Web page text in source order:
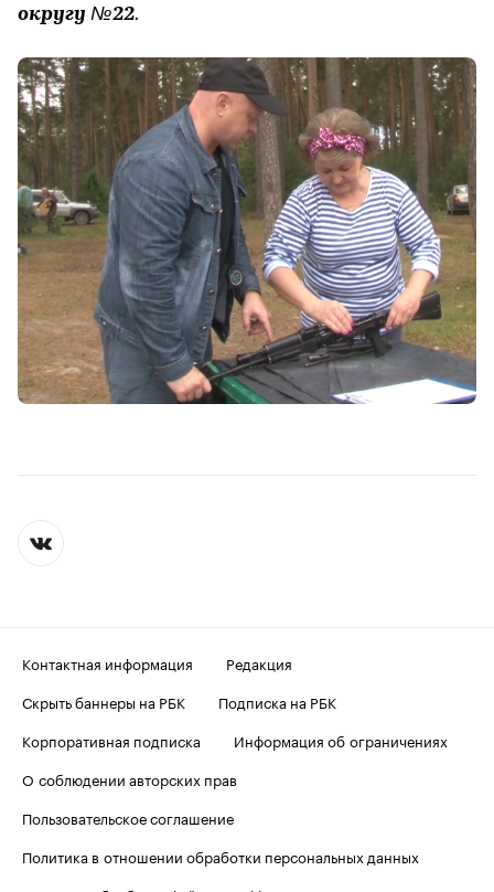
округу №22.
Контактная информация
Редакция
Скрыть баннеры на РБК
Подписка на РБК
Корпоративная подписка
Информация об ограничениях
О соблюдении авторских прав
Пользовательское соглашение
Политика в отношении обработки персональных данных